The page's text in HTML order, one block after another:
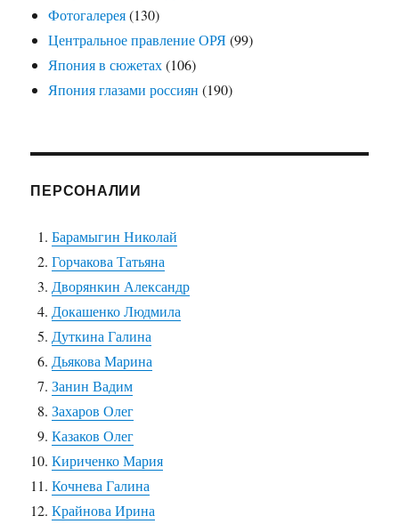
Фотогалерея(130)
Центральное правление ОРЯ(99)
Япония в сюжетах(106)
Япония глазами россиян (190)
ПЕРСОНАЛИИ
Барамыгин Николай
Горчакова Татьяна
Дворянкин Александр
Докашенко Людмила
Дуткина Галина
Дьякова Марина
Занин Вадим
Захаров Олег
Казаков Олег
Кириченко Мария
Кочнева Галина
Крайнова Ирина